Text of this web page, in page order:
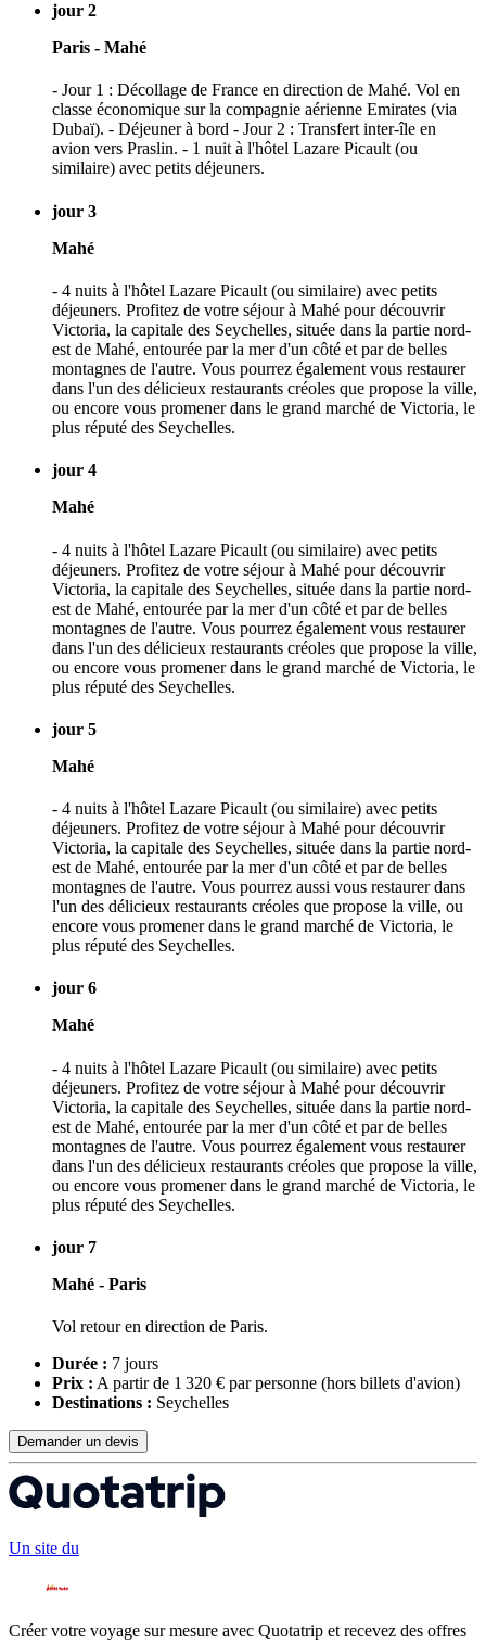
jour 2
Paris - Mahé
- Jour 1 : Décollage de France en direction de Mahé. Vol en
classe économique sur la compagnie aérienne Emirates (via
Dubaï). - Déjeuner à bord - Jour 2 : Transfert inter-île en
avion vers Praslin. - 1 nuit à l'hôtel Lazare Picault (ou
similaire) avec petits déjeuners.
jour 3
Mahé
- 4 nuits à l'hôtel Lazare Picault (ou similaire) avec petits
déjeuners. Profitez de votre séjour à Mahé pour découvrir
Victoria, la capitale des Seychelles, située dans la partie nord-
est de Mahé, entourée par la mer d'un côté et par de belles
montagnes de l'autre. Vous pourrez également vous restaurer
dans l'un des délicieux restaurants créoles que propose la ville,
ou encore vous promener dans le grand marché de Victoria, le
plus réputé des Seychelles.
jour 4
Mahé
- 4 nuits à l'hôtel Lazare Picault (ou similaire) avec petits
déjeuners. Profitez de votre séjour à Mahé pour découvrir
Victoria, la capitale des Seychelles, située dans la partie nord-
est de Mahé, entourée par la mer d'un côté et par de belles
montagnes de l'autre. Vous pourrez également vous restaurer
dans l'un des délicieux restaurants créoles que propose la ville,
ou encore vous promener dans le grand marché de Victoria, le
plus réputé des Seychelles.
jour 5
Mahé
- 4 nuits à l'hôtel Lazare Picault (ou similaire) avec petits
déjeuners. Profitez de votre séjour à Mahé pour découvrir
Victoria, la capitale des Seychelles, située dans la partie nord-
est de Mahé, entourée par la mer d'un côté et par de belles
montagnes de l'autre. Vous pourrez aussi vous restaurer dans
l'un des délicieux restaurants créoles que propose la ville, ou
encore vous promener dans le grand marché de Victoria, le
plus réputé des Seychelles.
jour 6
Mahé
- 4 nuits à l'hôtel Lazare Picault (ou similaire) avec petits
déjeuners. Profitez de votre séjour à Mahé pour découvrir
Victoria, la capitale des Seychelles, située dans la partie nord-
est de Mahé, entourée par la mer d'un côté et par de belles
montagnes de l'autre. Vous pourrez également vous restaurer
dans l'un des délicieux restaurants créoles que propose la ville,
ou encore vous promener dans le grand marché de Victoria, le
plus réputé des Seychelles.
jour 7
Mahé - Paris
Vol retour en direction de Paris.
Durée : 7 jours
Prix : A partir de 1 320 € par personne (hors billets d'avion)
Destinations : Seychelles
Demander un devis
Un site du
Créer votre voyage sur mesure avec Quotatrip et recevez des offres